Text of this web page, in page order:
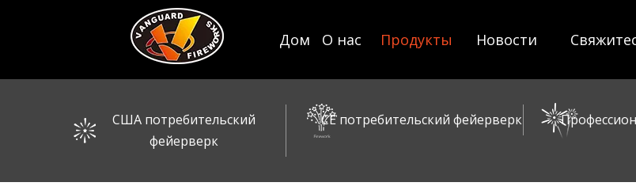
Дом О нас Продукты Новости
США потребительский
фейерверк
CE потребительский фейерверк